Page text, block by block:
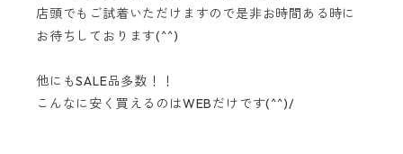
店頭でもご試着いただけますので是非お時間ある時に
お待ちしております(^^)
他にもSALE品多数！！
こんなに安く買えるのはWEBだけです(^^)/